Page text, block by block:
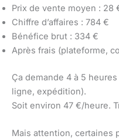
Prix de vente moyen : 28
Chiffre d’affaires : 784 €
Bénéfice brut : 334 €
Après frais (plateforme,
Ça demande 4 à 5
ligne, expédition).
Soit environ 47 €/heure.
Mais attention, certaines